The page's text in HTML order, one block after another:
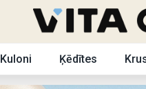
Kuloni Ķēdītes